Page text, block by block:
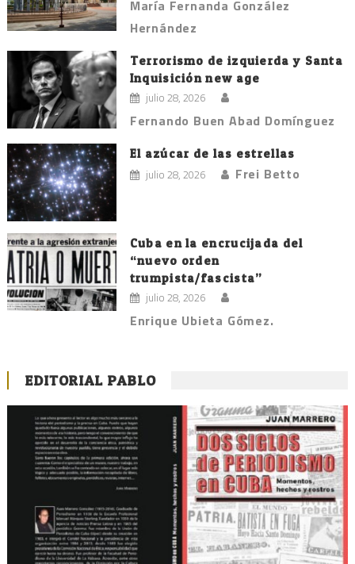
María Fernanda González
Hernández
Terrorismo de izquierda y Santa
Inquisición new age
julio 28, 2026
Fernando Buen Abad Domínguez
El azúcar de las estrellas
julio 28, 2026 Frei Betto
Cuba en la encrucijada del
“nuevo orden
trumpista/fascista”
julio 28, 2026
Enrique Ubieta Gómez.
EDITORIAL PABLO